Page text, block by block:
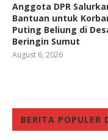
Anggota DPR
Bantuan untuk
Puting Beliung di
Beringin Sumut
August 6, 2026
BERITA POPULER